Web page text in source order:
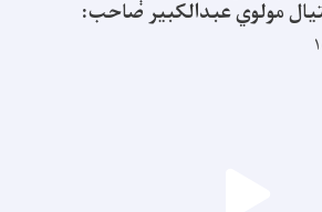
مولوي عبدالکبیر صاحب: